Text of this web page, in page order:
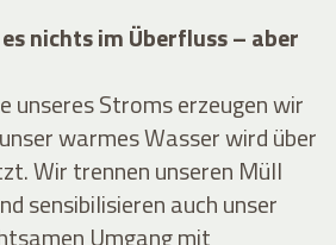
nichts im Überfluss – aber
unseres Stroms erzeugen wir
warmes Wasser wird über
Wir trennen unseren Müll
sensibilisieren auch unser
Umgang mit